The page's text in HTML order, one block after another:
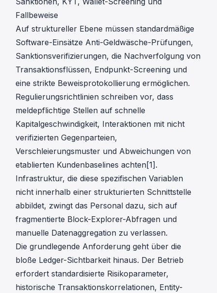
Fallbeweise
Auf struktureller Ebene müssen standardmäßige
Software-Einsätze Anti-Geldwäsche-Prüfungen,
Sanktionsverifizierungen, die Nachverfolgung von
Transaktionsflüssen, Endpunkt-Screening und
eine strikte Beweisprotokollierung ermöglichen.
Regulierungsrichtlinien schreiben vor, dass
meldepflichtige Stellen auf schnelle
Kapitalgeschwindigkeit, Interaktionen mit nicht
verifizierten Gegenparteien,
Verschleierungsmuster und Abweichungen von
etablierten Kundenbaselines achten[1].
Infrastruktur, die diese spezifischen Variablen
nicht innerhalb einer strukturierten Schnittstelle
abbildet, zwingt das Personal dazu, sich auf
fragmentierte Block-Explorer-Abfragen und
manuelle Datenaggregation zu verlassen.
Die grundlegende Anforderung geht über die
bloße Ledger-Sichtbarkeit hinaus. Der Betrieb
erfordert standardisierte Risikoparameter,
historische Transaktionskorrelationen, Entity-